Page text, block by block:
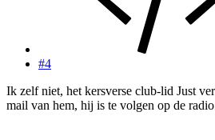
#4
Ik zelf niet, het kersverse club-lid Just
mail van hem, hij is te volgen op de